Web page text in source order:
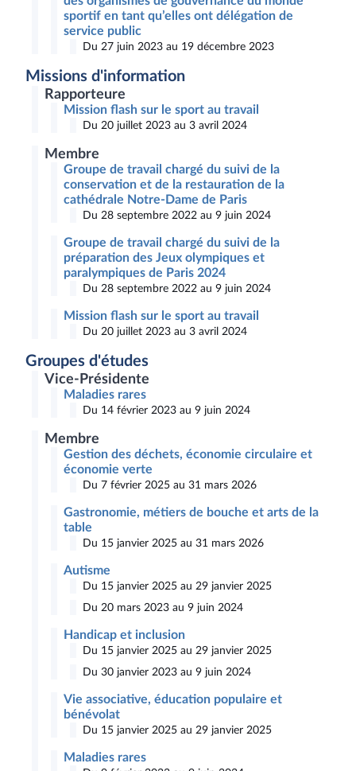
sportif en tant qu’elles ont délégation de
service public
Du 27 juin 2023 au 19 décembre 2023
Missions d'information
Rapporteure
Mission flash sur le sport au travail
Du 20 juillet 2023 au 3 avril 2024
Membre
Groupe de travail chargé du suivi de la
conservation et de la restauration de la
cathédrale Notre-Dame de Paris
Du 28 septembre 2022 au 9 juin 2024
Groupe de travail chargé du suivi de la
préparation des Jeux olympiques et
paralympiques de Paris 2024
Du 28 septembre 2022 au 9 juin 2024
Mission flash sur le sport au travail
Du 20 juillet 2023 au 3 avril 2024
Groupes d'études
Vice-Présidente
Maladies rares
Du 14 février 2023 au 9 juin 2024
Membre
Gestion des déchets, économie circulaire et
économie verte
Du 7 février 2025 au 31 mars 2026
Gastronomie, métiers de bouche et arts de la
table
Du 15 janvier 2025 au 31 mars 2026
Autisme
Du 15 janvier 2025 au 29 janvier 2025
Du 20 mars 2023 au 9 juin 2024
Handicap et inclusion
Du 15 janvier 2025 au 29 janvier 2025
Du 30 janvier 2023 au 9 juin 2024
Vie associative, éducation populaire et
bénévolat
Du 15 janvier 2025 au 29 janvier 2025
Maladies rares